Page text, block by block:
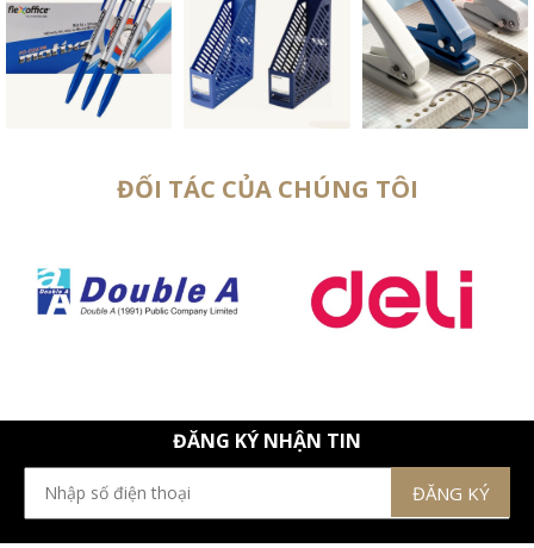
ĐỐI TÁC CỦA CHÚNG TÔI
ĐĂNG KÝ NHẬN TIN